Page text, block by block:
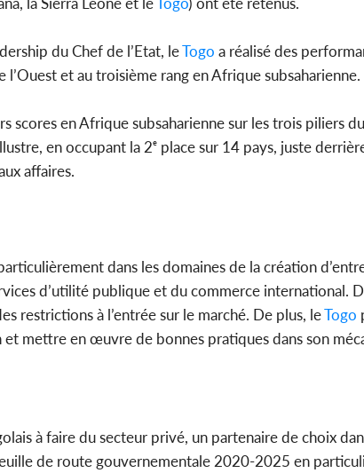
du Chef de l’Etat, leTogo a réalisé des
et au troisième rang en Afrique subsaharienne.
scores en Afrique subsaharienne sur les trois piliers
en occupant la 2ᵉ place sur 14 pays, juste
affaires.
dans les domaines de la création
d’utilité publique et du commerce international.
restrictions à l’entrée sur le marché. De plus, leTogo
mettre en œuvre de bonnes pratiques dans son
à faire du secteur privé, un partenaire de choix
de route gouvernementale 2020-2025 en